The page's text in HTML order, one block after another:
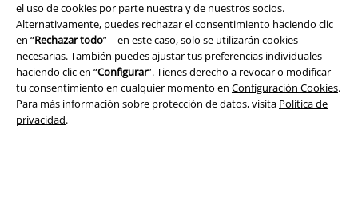
el uso de cookies por parte nuestra y de nuestros socios.
Alternativamente, puedes rechazar el consentimiento haciendo clic
en “Rechazar todo”—en este caso, solo se utilizarán cookies
necesarias. También puedes ajustar tus preferencias individuales
haciendo clic en “Configurar”. Tienes derecho a revocar o modificar
tu consentimiento en cualquier momento en Configuración Cookies.
Para más información sobre protección de datos, visita Política de
privacidad.
Aviso Legal
Ley protección de datos
Eliminación de residuos y protección del medioambiente
Declaración de Conformidad